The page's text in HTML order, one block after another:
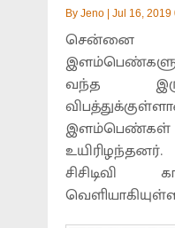
By Jeno Jul 16, 2019
சென்னை
வந்த
இளம்பெண்கள்
சிசிடிவி